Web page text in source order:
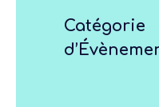
Catégorie